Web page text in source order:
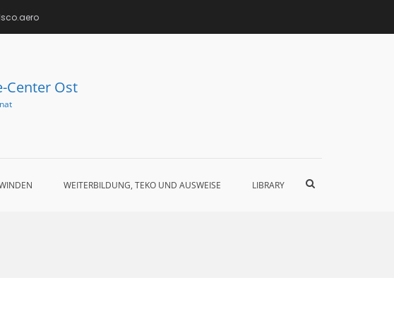
Center Ost
WEITERBILDUNG, TEKO UND AUSWEISE LIBRARY
Such-